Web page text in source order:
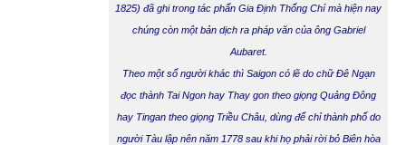
1825) đã ghi trong tác phẩn Gia Định Thống Chí mà hiện nay
chúng còn một bản dịch ra pháp văn của ông Gabriel
Aubaret.
Theo một số người khác thì Saigon có lẽ do chữ Đê Ngạn
đọc thành Tai Ngon hay Thay gon theo giọng Quảng Đông
hay Tingan theo giọng Triều Châu, dùng để chỉ thành phố do
người Tàu lập nên năm 1778 sau khi họ phải rời bỏ Biên hòa